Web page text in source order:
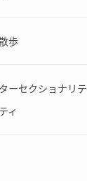
歩
ーセクショナリテ
ィ